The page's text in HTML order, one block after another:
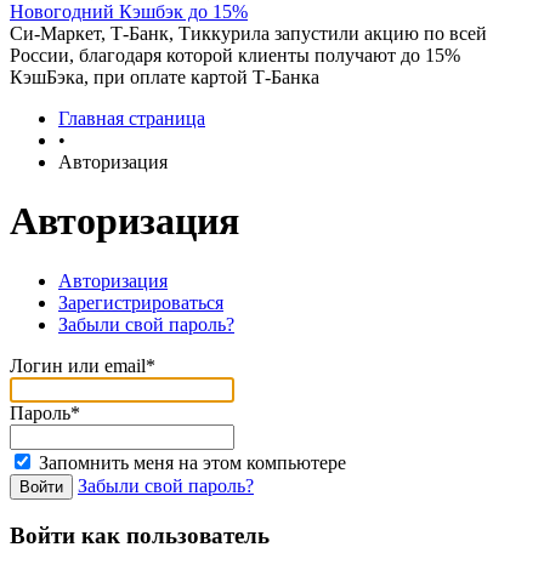
Новогодний Кэшбэк до 15%
Си-Маркет, Т-Банк, Тиккурила запустили акцию по всей
России, благодаря которой клиенты получают до 15%
КэшБэка, при оплате картой Т-Банка
Главная страница
•
Авторизация
Авторизация
Авторизация
Зарегистрироваться
Забыли свой пароль?
Логин или email*
Пароль*
Запомнить меня на этом компьютере
Забыли свой пароль?
Войти как пользователь